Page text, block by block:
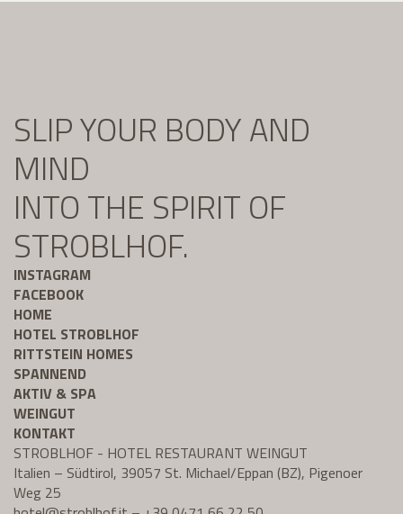
SLIP YOUR BODY AND
MIND
INTO THE SPIRIT OF
STROBLHOF.
INSTAGRAM
FACEBOOK
HOME
HOTEL STROBLHOF
RITTSTEIN HOMES
SPANNEND
AKTIV & SPA
WEINGUT
KONTAKT
STROBLHOF - HOTEL RESTAURANT WEINGUT
Italien – Südtirol, 39057 St. Michael/Eppan (BZ), Pigenoer
Weg 25